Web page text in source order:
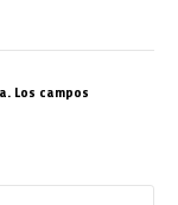
Los campos